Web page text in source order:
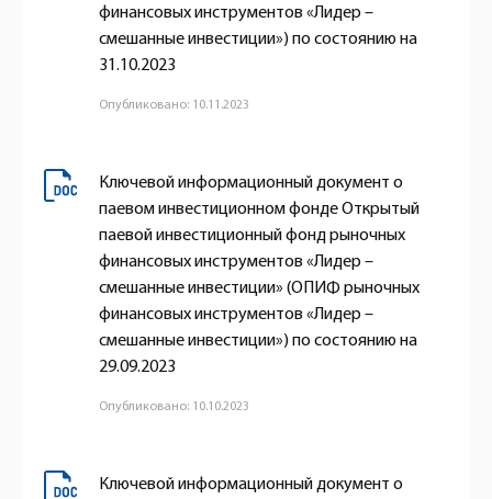
финансовых инструментов «Лидер –
смешанные инвестиции») по состоянию на
31.10.2023
Опубликовано: 10.11.2023
Ключевой информационный документ о
паевом инвестиционном фонде Открытый
паевой инвестиционный фонд рыночных
финансовых инструментов «Лидер –
смешанные инвестиции» (ОПИФ рыночных
финансовых инструментов «Лидер –
смешанные инвестиции») по состоянию на
29.09.2023
Опубликовано: 10.10.2023
Ключевой информационный документ о